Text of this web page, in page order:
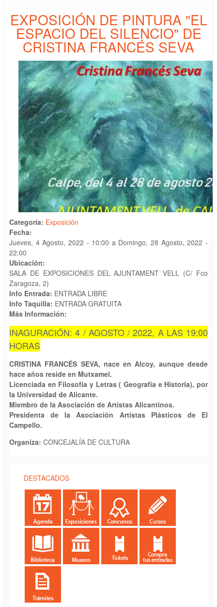
EXPOSICIÓN DE PINTURA "EL
ESPACIO DEL SILENCIO" DE
CRISTINA FRANCÉS SEVA
Categoría: Exposición
Fecha:
Jueves, 4 Agosto, 2022 - 10:00 a Domingo, 28 Agosto, 2022 -
22:00
Ubicación:
SALA DE EXPOSICIONES DEL AJUNTAMENT VELL (C/ Fco
Zaragoza, 2)
Info Entrada: ENTRADA LIBRE
Info Taquilla: ENTRADA GRATUITA
Más Información:
INAGURACIÓN: 4 / AGOSTO / 2022, A LAS 19:00
HORAS
CRISTINA FRANCÉS SEVA, nace en Alcoy, aunque desde
hace años reside en Mutxamel.
Licenciada en Filosofía y Letras ( Geografía e Historia), por
la Universidad de Alicante.
Miembro de la Asociación de Artistas Alicantinos.
Presidenta de la Asociación Artistas Plásticos de El
Campello.
Organiza: CONCEJALÍA DE CULTURA
DESTACADOS